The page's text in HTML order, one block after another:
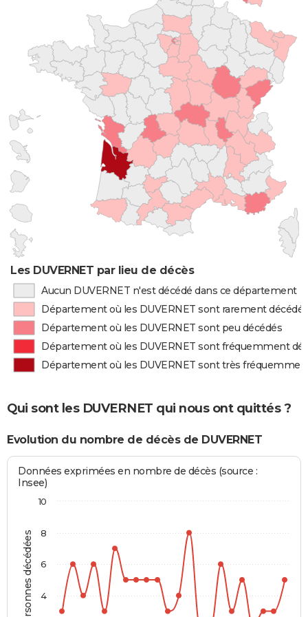
Les DUVERNET par lieu de décès
Aucun DUVERNET n'est décédé dans ce département
Département où les DUVERNET sont rarement décédés
Département où les DUVERNET sont peu décédés
Département où les DUVERNET sont fréquemment
Département où les DUVERNET sont très
Qui sont les DUVERNET qui nous ont quittés ?
Evolution du nombre de décès de DUVERNET
Personnes décédées
Données exprimées en nombre de décès (source :
Insee)
4
6
8
10